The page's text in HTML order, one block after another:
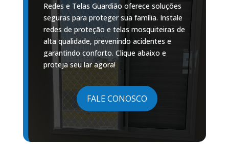
Redes e Telas Guardião oferece soluções
seguras para proteger sua família. Instale
redes de proteção e telas mosquiteiras de
alta qualidade, prevenindo acidentes e
garantindo conforto. Clique abaixo e
proteja seu lar agora!
FALE CONOSCO